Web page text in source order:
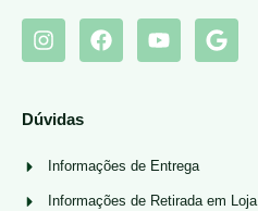
Dúvidas
Informações de Entrega
Informações de Retirada em Loja